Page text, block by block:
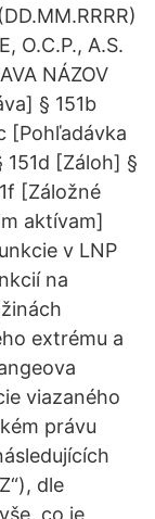
O.C.P., A.S.
NÁZOV
§ 151b
[Pohľadávka
[Záloh] §
[Záložné
aktívam]
v LNP
na
extrému a
viazaného
právu
dle
co je